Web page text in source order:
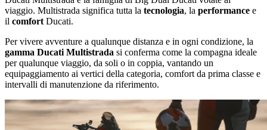
viaggio. Multistrada significa tutta la tecnologia, la performance e
il comfort Ducati.
Per vivere avventure a qualunque distanza e in ogni condizione, la
gamma Ducati Multistrada si conferma come la compagna ideale
per qualunque viaggio, da soli o in coppia, vantando un
equipaggiamento ai vertici della categoria, comfort da prima classe e
intervalli di manutenzione da riferimento.